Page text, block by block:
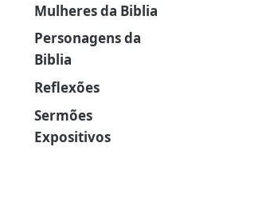
Mulheres da Biblia
Personagens da
Biblia
Reflexões
Sermões
Expositivos